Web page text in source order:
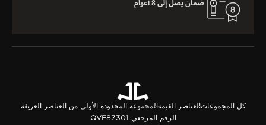
ضمان يصل إلى 8 أعوام
كل المجموعاتالعناصر القيمةالمجموعة المحدودة الأولى من العناصر العريقة
الرقم المرجعي QVE87301